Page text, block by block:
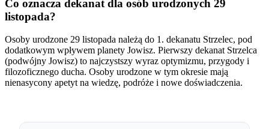
Co oznacza dekanat dla osób urodzonych 29
listopada?
Osoby urodzone 29 listopada należą do 1. dekanatu Strzelec, pod
dodatkowym wpływem planety Jowisz. Pierwszy dekanat Strzelca
(podwójny Jowisz) to najczystszy wyraz optymizmu, przygody i
filozoficznego ducha. Osoby urodzone w tym okresie mają
nienasycony apetyt na wiedzę, podróże i nowe doświadczenia.